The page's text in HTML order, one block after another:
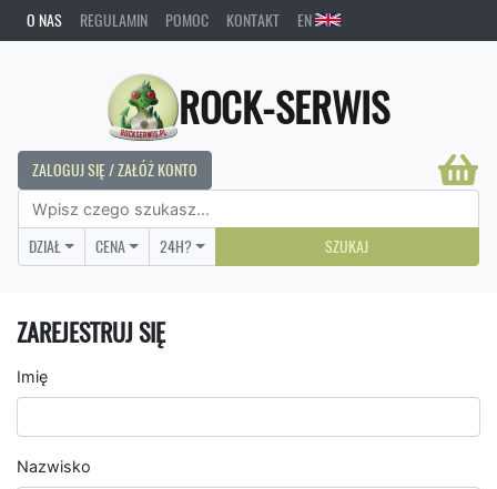
O NAS REGULAMIN POMOC KONTAKT EN
ROCK-SERWIS
ZALOGUJ SIĘ / ZAŁÓŻ KONTO
DZIAŁ CENA 24H? SZUKAJ
ZAREJESTRUJ SIĘ
Imię
Nazwisko